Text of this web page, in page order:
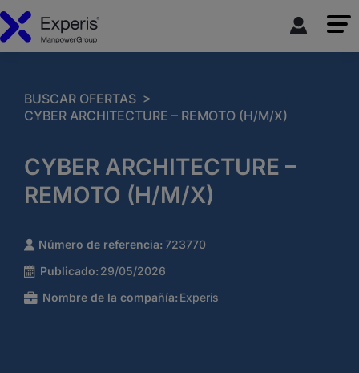
BUSCAR OFERTAS >
CYBER ARCHITECTURE – REMOTO (H/M/X)
CYBER ARCHITECTURE –
REMOTO (H/M/X)
Número de referencia: 723770
Publicado: 29/05/2026
Nombre de la compañía: Experis